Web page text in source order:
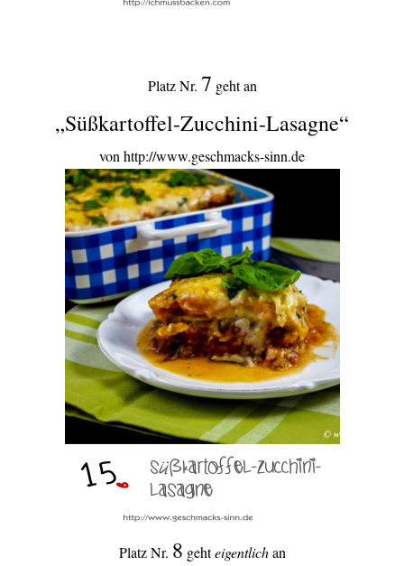
Platz Nr. 7 geht an
„Süßkartoffel-Zucchini-Lasagne“
von http://www.geschmacks-sinn.de
Platz Nr. 8 gehteigentlichan